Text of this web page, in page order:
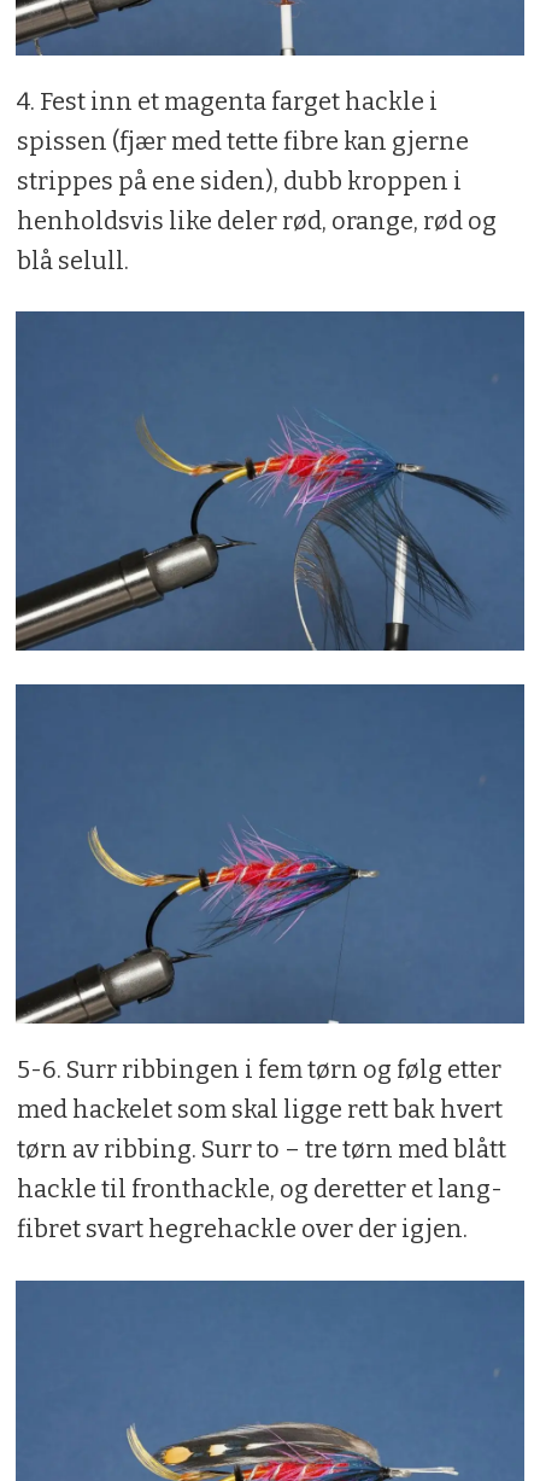
4. Fest inn et magenta farget hackle i
spissen (fjær med tette fibre kan gjerne
strippes på ene siden), dubb kroppen i
henholdsvis like deler rød, orange, rød og
blå selull.
5-6. Surr ribbingen i fem tørn og følg etter
med hackelet som skal ligge rett bak hvert
tørn av ribbing. Surr to – tre tørn med blått
hackle til fronthackle, og deretter et lang­
fibret svart hegrehackle over der igjen.